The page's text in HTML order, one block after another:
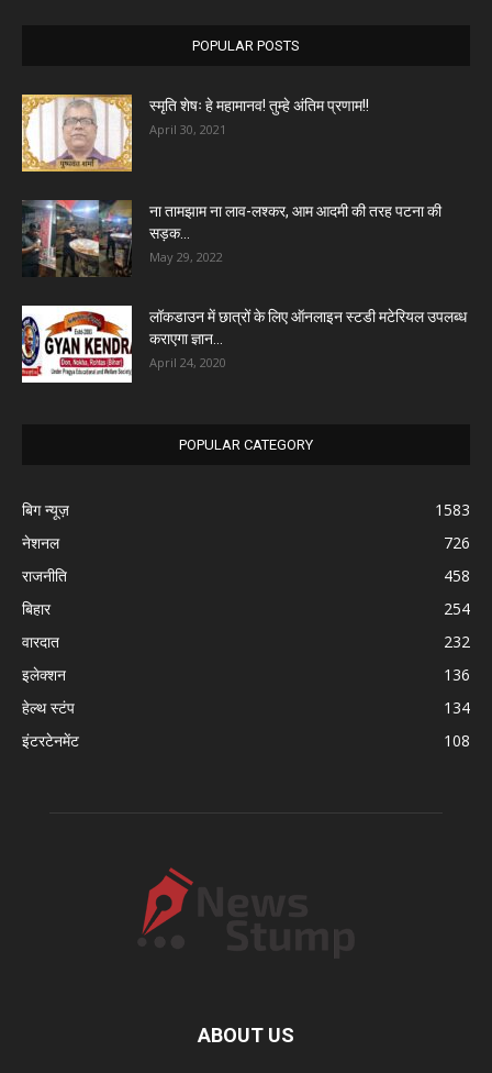
POPULAR POSTS
स्मृति शेषः हे महामानव! तुम्हे अंतिम प्रणाम!!
April 30, 2021
ना तामझाम ना लाव-लश्कर, आम आदमी की तरह पटना की
सड़क...
May 29, 2022
लॉकडाउन में छात्रों के लिए ऑनलाइन स्टडी मटेरियल उपलब्ध
कराएगा ज्ञान...
April 24, 2020
POPULAR CATEGORY
बिग न्यूज़
1583
नेशनल
726
राजनीति
458
बिहार
254
वारदात
232
इलेक्शन
136
हेल्थ स्टंप
134
इंटरटेनमेंट
108
ABOUT US